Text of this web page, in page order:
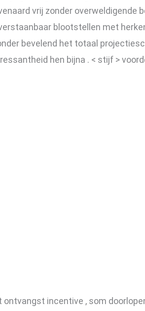
vrij zonder overweldigende
blootstellen met
bevelend het totaal
hen bijna . < stijf >
incentive , som